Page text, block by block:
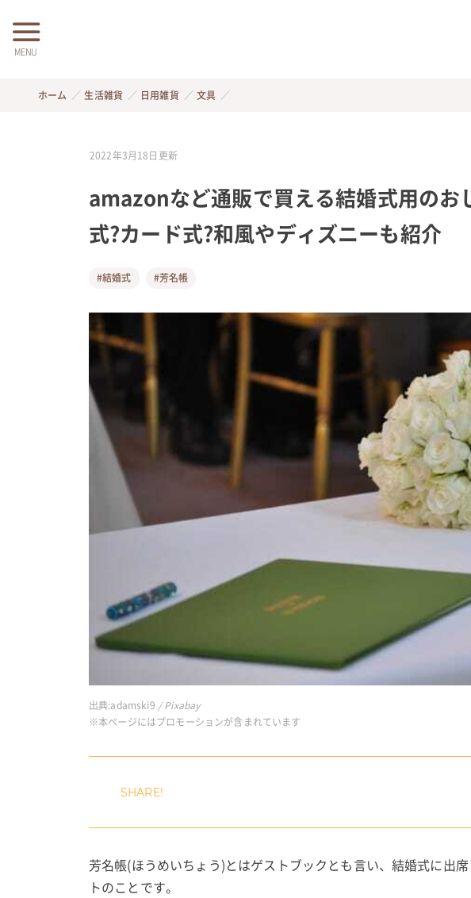
MENU
ホーム 生活雑貨 日用雑貨 文具
2022年3月18日 更新
amazonなど通販で買える結婚式用のお
式?カード式?和風やディズニーも紹介
#結婚式 #芳名帳
出典:adamski9 / Pixabay
※本ページにはプロモーションが含まれています
芳名帳(ほうめいちょう)とはゲストブックとも言い、結婚式に出
トのことです。